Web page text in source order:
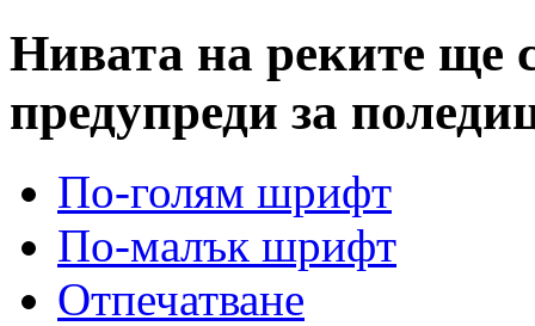
Нивата на реките
предупреди за
По-голям шрифт
По-малък шрифт
Отпечатване